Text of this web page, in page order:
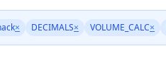
× DECIMALS× VOLUME_CALC×